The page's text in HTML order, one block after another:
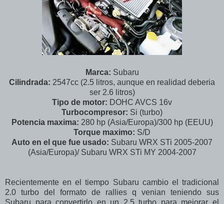
Marca: Subaru
Cilindrada: 2547cc (2.5 litros, aunque en realidad deberia
ser 2.6 litros)
Tipo de motor: DOHC AVCS 16v
Turbocompresor: Si (turbo)
Potencia maxima: 280 hp (Asia/Europa)/300 hp (EEUU)
Torque maximo: S/D
Auto en el que fue usado: Subaru WRX STi 2005-2007
(Asia/Europa)/ Subaru WRX STi MY 2004-2007
Recientemente en el tiempo Subaru cambio el tradicional
2.0 turbo del formato de rallies q venian teniendo sus